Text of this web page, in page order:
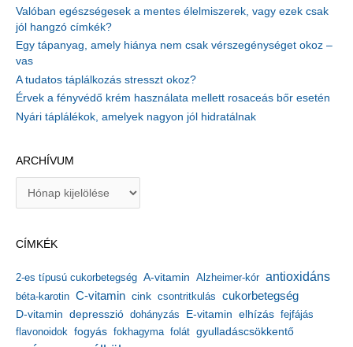
Valóban egészségesek a mentes élelmiszerek, vagy ezek csak
jól hangzó címkék?
Egy tápanyag, amely hiánya nem csak vérszegénységet okoz –
vas
A tudatos táplálkozás stresszt okoz?
Érvek a fényvédő krém használata mellett rosaceás bőr esetén
Nyári táplálékok, amelyek nagyon jól hidratálnak
ARCHÍVUM
í
u
m
CÍMKÉK
2-es típusú cukorbetegség A-vitamin Alzheimer-kór antioxidáns
béta-karotin C-vitamin cink csontritkulás cukorbetegség
D-vitamin depresszió dohányzás E-vitamin elhízás fejfájás
flavonoidok fogyás fokhagyma folát gyulladáscsökkentő